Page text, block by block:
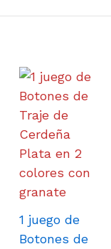
1 juego de
Botones de